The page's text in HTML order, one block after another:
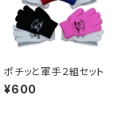
ポチッと軍手２組セット
¥600